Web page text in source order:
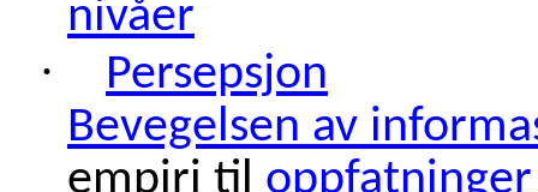
nivåer
·
Persepsjon
Bevegelsen av
empiri til oppfatninger